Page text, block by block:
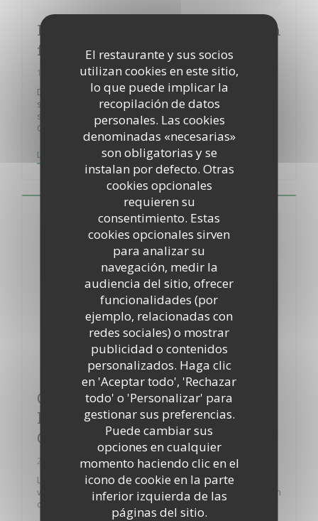
El restaurante y sus socios
utilizan cookies en este sitio,
lo que puede implicar la
recopilación de datos
personales. Las cookies
denominadas «necesarias»
son obligatorias y se
instalan por defecto. Otras
cookies opcionales
requieren su
consentimiento. Estas
cookies opcionales sirven
para analizar su
navegación, medir la
audiencia del sitio, ofrecer
funcionalidades (por
ejemplo, relacionadas con
redes sociales) o mostrar
publicidad o contenidos
personalizados. Haga clic
en 'Aceptar todo', 'Rechazar
todo' o 'Personalizar' para
gestionar sus preferencias.
Puede cambiar sus
opciones en cualquier
momento haciendo clic en el
icono de cookie en la parte
inferior izquierda de las
páginas del sitio.
Le Fer à cheval dresse ses tables en
fin de semaine.
18/02/2019
Dès le mois de mars, le restaurant panoramique, avec vue
sur les pistes de courses, sera aussi ouvert les vendredi et
samedi soirs, et servira un brunch le dimanche.
Ouverture du Brunch le Dimanche 03 Mars 2019.
LEA EL ARTICULO((ABRE EN UNA NUEVA VENTANA))
On réveillonne aussi à
l'hippodrome - Le fer à cheval -
Cuisine raffinée
28/12/2018
Le Fer à cheval, au cœur de l’hippodrome du Bequet, avec
vue panoramique sur les pistes, est ouvert toute l’année. Son
chef, Philippe Gaudou, prépare aussi le réveillon.